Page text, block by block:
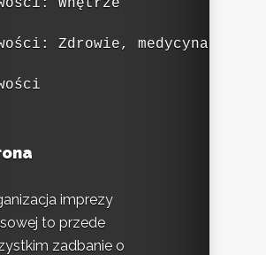
Wnętrze
Zdrowie, medycyna
imprezy
to przede
zadbanie o